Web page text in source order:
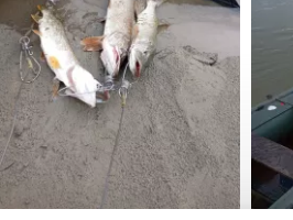
т.е собирайся домой, а сам от
между бревен я опустил блесну и
толи рыба, да оказалось опять
14-15 это точно. Так вот она
подсак, сильно ударила и в
что в подсаке осталась одна
вам нхнч!!!